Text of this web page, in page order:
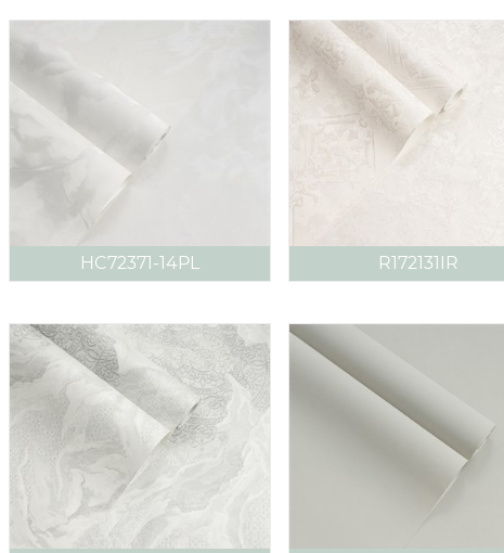
HC72371-14PL R172131IR